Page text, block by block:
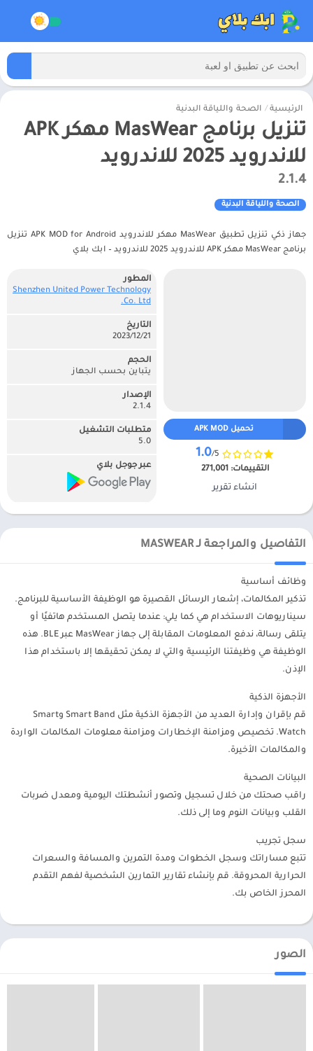
الرئيسية / الصحة واللياقة البدنية
تنزيل برنامج MasWear مهكر APK
للاندرويد 2025 للاندرويد
2.1.4
الصحة واللياقة البدنية
جهاز ذكي تنزيل تطبيق MasWear مهكر للاندرويد APK MOD for Android تنزيل
برنامج MasWear مهكر APK للاندرويد 2025 للاندرويد – ابك بلاي
تحميل APK MOD
1.0/5
التقييمات:271,001
انشاء تقرير
المطور
Shenzhen United Power Technology
Co. Ltd.‏
التاريخ
21‏/12‏/2023
الحجم
يتباين بحسب الجهاز
الإصدار
2.1.4
متطلبات التشغيل
5.0
عبر جوجل بلاي
التفاصيل والمراجعة لـ MASWEAR
وظائف أساسية
تذكير المكالمات، إشعار الرسائل القصيرة هو الوظيفة الأساسية للبرنامج.
سيناريوهات الاستخدام هي كما يلي: عندما يتصل المستخدم هاتفيًا أو
يتلقى رسالة، ندفع المعلومات المقابلة إلى جهاز MasWear عبر BLE. هذه
الوظيفة هي وظيفتنا الرئيسية والتي لا يمكن تحقيقها إلا باستخدام هذا
الإذن.
الأجهزة الذكية
قم بإقران وإدارة العديد من الأجهزة الذكية مثل Smart Band وSmart
Watch. تخصيص ومزامنة الإخطارات ومزامنة معلومات المكالمات الواردة
والمكالمات الأخيرة.
البيانات الصحية
راقب صحتك من خلال تسجيل وتصور أنشطتك اليومية ومعدل ضربات
القلب وبيانات النوم وما إلى ذلك.
سجل تجريب
تتبع مساراتك وسجل الخطوات ومدة التمرين والمسافة والسعرات
الحرارية المحروقة. قم بإنشاء تقارير التمارين الشخصية لفهم التقدم
المحرز الخاص بك.
الصور